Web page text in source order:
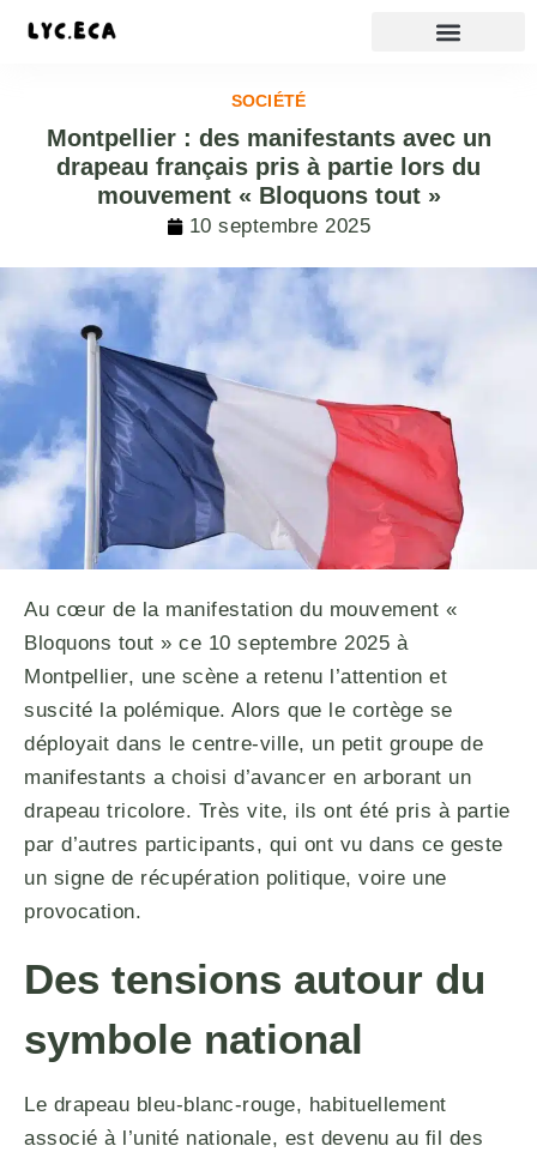
SOCIÉTÉ
Montpellier : des manifestants avec un
drapeau français pris à partie lors du
mouvement « Bloquons tout »
10 septembre 2025
Au cœur de la manifestation du mouvement «
Bloquons tout » ce 10 septembre 2025 à
Montpellier, une scène a retenu l’attention et
suscité la polémique. Alors que le cortège se
déployait dans le centre-ville, un petit groupe de
manifestants a choisi d’avancer en arborant un
drapeau tricolore. Très vite, ils ont été pris à partie
par d’autres participants, qui ont vu dans ce geste
un signe de récupération politique, voire une
provocation.
Des tensions autour du
symbole national
Le drapeau bleu-blanc-rouge, habituellement
associé à l’unité nationale, est devenu au fil des